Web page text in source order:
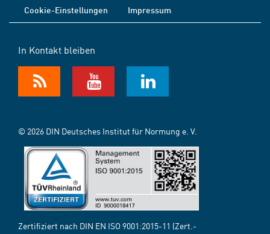
Cookie-Einstellungen
Impressum
In Kontakt bleiben
© 2026 DIN Deutsches Institut für Normung e. V.
Zertifiziert nach DIN EN ISO 9001:2015-11 (Zert.-